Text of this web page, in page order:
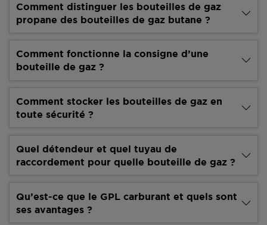
Comment distinguer les bouteilles de gaz
propane des bouteilles de gaz butane ?
Comment fonctionne la consigne d’une
bouteille de gaz ?
Comment stocker les bouteilles de gaz en
toute sécurité ?
Quel détendeur et quel tuyau de
raccordement pour quelle bouteille de gaz ?
Qu’est-ce que le GPL carburant et quels sont
ses avantages ?